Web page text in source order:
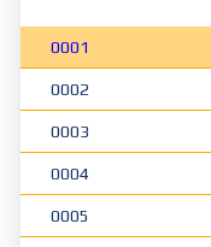
0001
0002
0003
0004
0005